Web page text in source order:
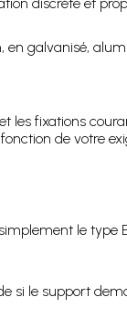
galvanisé,
fixations
de votre
le
si le support